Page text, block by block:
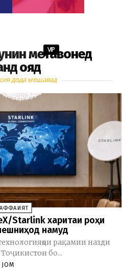
метавонед
ояд
VIP
дода мешавад
Starlink харитаи роҳи
намуд
рақамии назди
бо...
JOM